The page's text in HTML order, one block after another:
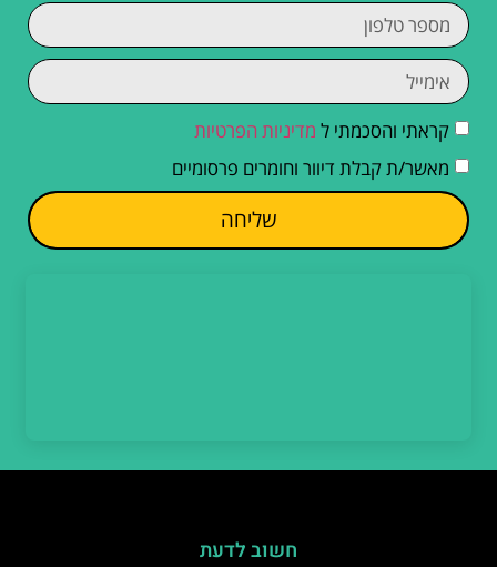
קראתי והסכמתי ל מדיניות הפרטיות
מאשר/ת קבלת דיוור וחומרים פרסומיים
שליחה
חשוב לדעת